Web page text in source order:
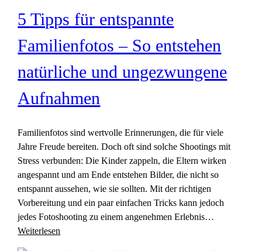
5 Tipps für entspannte
Familienfotos – So entstehen
natürliche und ungezwungene
Aufnahmen
Familienfotos sind wertvolle Erinnerungen, die für viele
Jahre Freude bereiten. Doch oft sind solche Shootings mit
Stress verbunden: Die Kinder zappeln, die Eltern wirken
angespannt und am Ende entstehen Bilder, die nicht so
entspannt aussehen, wie sie sollten. Mit der richtigen
Vorbereitung und ein paar einfachen Tricks kann jedoch
jedes Fotoshooting zu einem angenehmen Erlebnis…
Weiterlesen